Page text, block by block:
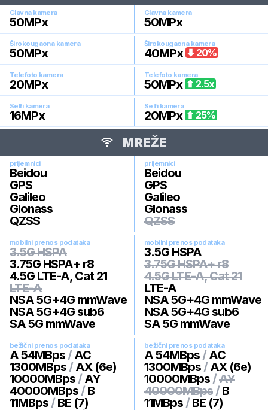
Glavna kamera
50MPx
Glavna kamera
50MPx
Širokougaona kamera
50MPx
Širokougaona kamera
40MPx 20%
Telefoto kamera
20MPx
Telefoto kamera
50MPx 2.5x
Selfi kamera
16MPx
Selfi kamera
20MPx 25%
MREŽE
prijemnici
Beidou
GPS
Galileo
Glonass
QZSS
prijemnici
Beidou
GPS
Galileo
Glonass
QZSS
mobilni prenos podataka
3.5G HSPA
3.75G HSPA+ r8
4.5G LTE-A, Cat 21
LTE-A
NSA 5G+4G mmWave
NSA 5G+4G sub6
SA 5G mmWave
mobilni prenos podataka
3.5G HSPA
3.75G HSPA+ r8
4.5G LTE-A, Cat 21
LTE-A
NSA 5G+4G mmWave
NSA 5G+4G sub6
SA 5G mmWave
bežični prenos podataka
A 54MBps / AC
1300MBps / AX (6e)
10000MBps / AY
40000MBps / B
11MBps / BE (7)
bežični prenos podataka
A 54MBps / AC
1300MBps / AX (6e)
10000MBps /AY
40000MBps / B
11MBps / BE (7)